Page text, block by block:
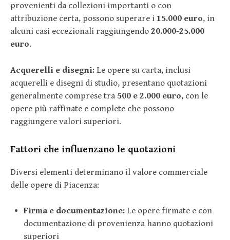
provenienti da collezioni importanti o con
attribuzione certa, possono superare i 15.000 euro, in
alcuni casi eccezionali raggiungendo 20.000-25.000
euro.
Acquerelli e disegni: Le opere su carta, inclusi
acquerelli e disegni di studio, presentano quotazioni
generalmente comprese tra 500 e 2.000 euro, con le
opere più raffinate e complete che possono
raggiungere valori superiori.
Fattori che influenzano le quotazioni
Diversi elementi determinano il valore commerciale
delle opere di Piacenza:
Firma e documentazione:Le opere firmate e con
documentazione di provenienza hanno quotazioni
superiori